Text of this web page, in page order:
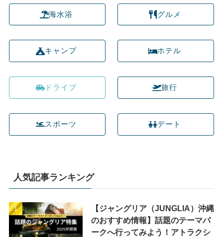
海水浴
キャンプ
ドライブ
スポーツ
グルメ
ホテル
旅行
デート
人気記事ランキング
【ジャングリア（JUNGLIA）沖縄
のおすすめ情報】話題のテーマパ
ークへ行ってみよう！アトラクシ